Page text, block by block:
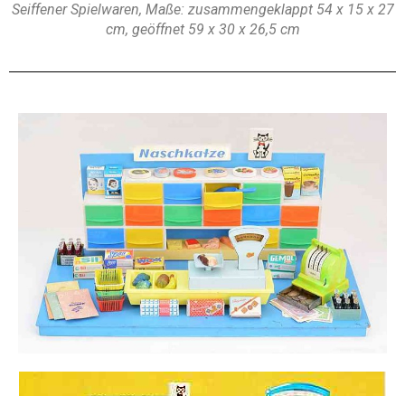
Seiffener Spielwaren, Maße: zusammengeklappt 54 x 15 x 27
cm, geöffnet 59 x 30 x 26,5 cm